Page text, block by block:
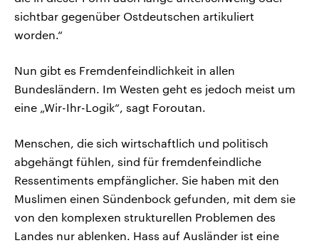
sichtbar gegenüber Ostdeutschen artikuliert
worden.“
Nun gibt es Fremdenfeindlichkeit in allen
Bundesländern. Im Westen geht es jedoch meist um
eine „Wir-Ihr-Logik“, sagt Foroutan.
Menschen, die sich wirtschaftlich und politisch
abgehängt fühlen, sind für fremdenfeindliche
Ressentiments empfänglicher. Sie haben mit den
Muslimen einen Sündenbock gefunden, mit dem sie
von den komplexen strukturellen Problemen des
Landes nur ablenken. Hass auf Ausländer ist eine